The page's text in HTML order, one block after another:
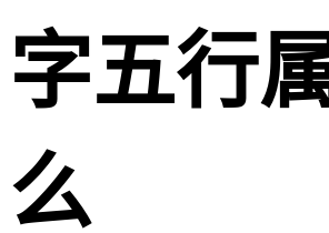
字五行
么